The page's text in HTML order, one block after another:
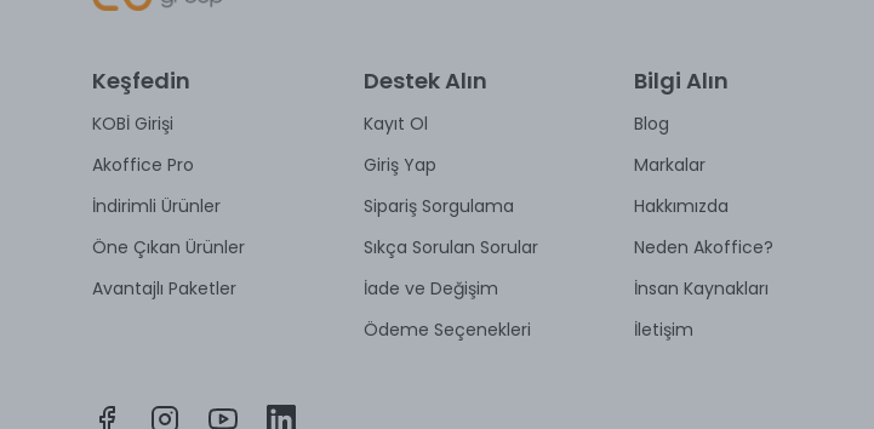
Keşfedin
KOBİ Girişi
Akoffice Pro
İndirimli Ürünler
Öne Çıkan Ürünler
Avantajlı Paketler
Destek Alın
Kayıt Ol
Giriş Yap
Sipariş Sorgulama
Sıkça Sorulan Sorular
İade ve Değişim
Ödeme Seçenekleri
Bilgi Alın
Blog
Markalar
Hakkımızda
Neden Akoffice?
İnsan Kaynakları
İletişim